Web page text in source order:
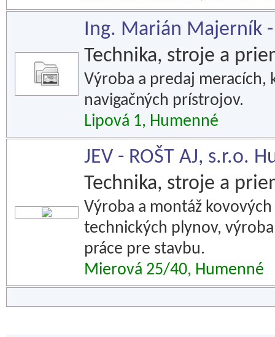
Ing. Marián Majerník -
Technika, stroje a
Výroba a predaj
navigačných prístrojov.
Lipová 1, Humenné
JEV - ROŠT AJ, s.r.o.
Technika, stroje a
Výroba a montáž
technických plynov,
práce pre stavbu.
Mierová 25/40, Humenné